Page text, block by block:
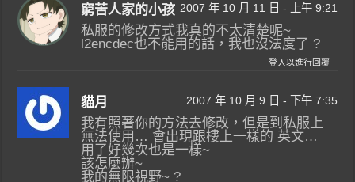
窮苦人家的小孩 2007 年 10 月 11 日 - 上午 9:21
私服的修改方式我真的不太清楚呢~
l2encdec也不能用的話，我也沒法度了 ?
登入以進行回覆
貓月 2007 年 10 月 9 日 - 下午 7:35
我有照著你的方法去修改，但是到私服上
無法使用… 會出現跟樓上一樣的 英文…
用了好幾次也是一樣~
該怎麼辦~
我的無限視野~ ?